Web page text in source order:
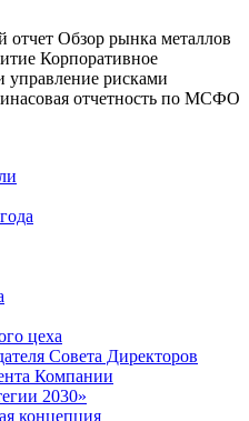
отчет Обзор рынка металлов
Корпоративное
управление рисками
отчетность по МСФО
цеха
Совета Директоров
Компании
2030»
концепция